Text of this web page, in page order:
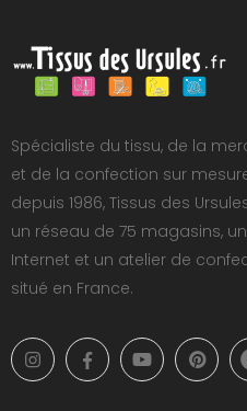
Spécialiste du tissu, de la
et de la confection sur
depuis 1986, Tissus des
un réseau de 75 magasins,
Internet et un atelier de
situé en France.